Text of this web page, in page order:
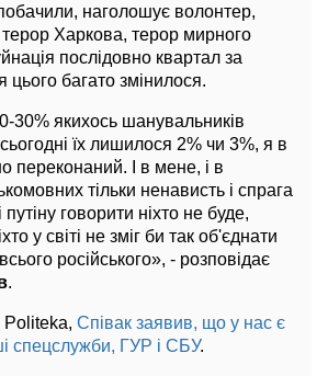
наголошує волонтер,
терор Харкова, терор мирного
послідовно квартал за
цього багато змінилося.
30% якихось шанувальників
їх лишилося 2% чи 3%, я в
переконаний. І в мене, і в
тільки ненависть і спрага
говорити ніхто не буде,
у світі не зміг би так об'єднати
російського», - розповідає
.
Politeka, Співак заявив, що у нас є
спецслужби, ГУР і СБУ.